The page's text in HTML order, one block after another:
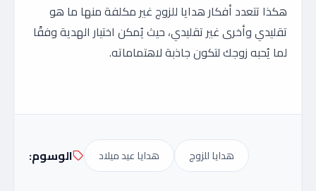
هكذا تتعدد أفكار هدايا للزوج غير مكلفة منها ما هو
تقليدي وأخرى غير تقليدي، حيث يُمكن اختيار الهدية وفقًا
لما يُحبه زوجك لتكون جاذبة لاهتماماته.
الوسوم: هدايا عيد ميلاد هدايا للزوج